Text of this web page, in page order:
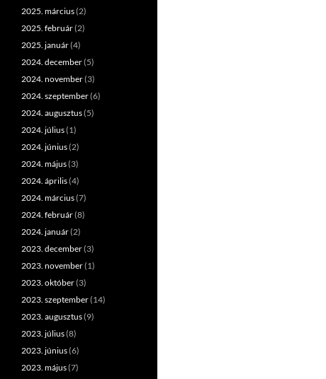
2025. március(2)
2025. február(2)
2025. január(4)
2024. december(5)
2024. november(3)
2024. szeptember(6)
2024. augusztus(5)
2024. július(1)
2024. június(2)
2024. május(3)
2024. április(4)
2024. március(7)
2024. február(8)
2024. január(2)
2023. december(3)
2023. november(1)
2023. október(3)
2023. szeptember(14)
2023. augusztus(9)
2023. július(8)
2023. június(6)
2023. május(7)